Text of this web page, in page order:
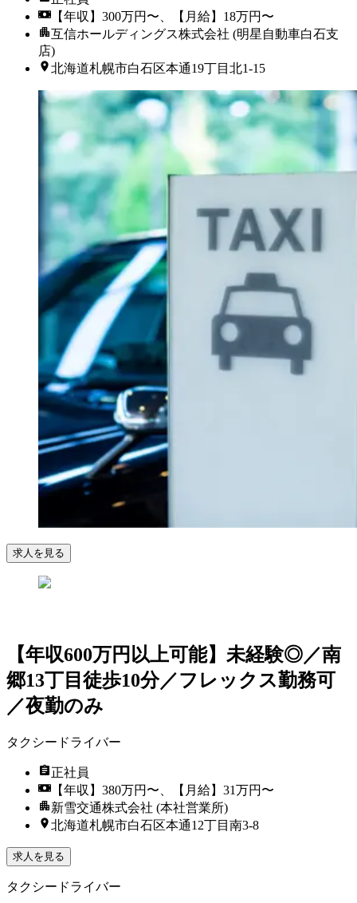
【年収】300万円〜、【月給】18万円〜
互信ホールディングス株式会社 (明星自動車白石支
店)
北海道札幌市白石区本通19丁目北1-15
求人を見る
【年収600万円以上可能】未経験◎／南
郷13丁目徒歩10分／フレックス勤務可
／夜勤のみ
タクシードライバー
正社員
【年収】380万円〜、【月給】31万円〜
新雪交通株式会社 (本社営業所)
北海道札幌市白石区本通12丁目南3-8
求人を見る
タクシードライバー